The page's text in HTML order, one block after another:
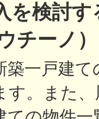
を検討
チーノ
築一戸建
す。また